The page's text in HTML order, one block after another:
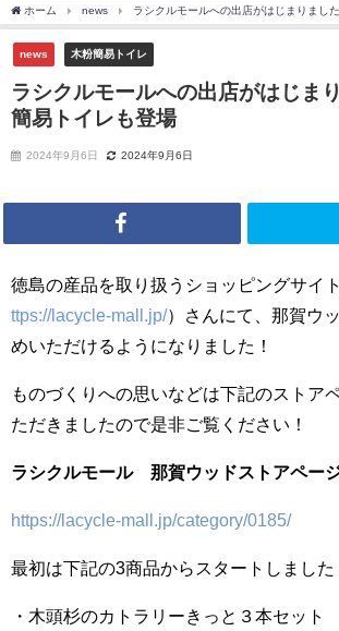
ホーム news ラシクルモールへの出店がはじまりまし
news 木粉簡易トイレ
ラシクルモールへの出店がはじま
簡易トイレも登場
2024年9月6日 2024年9月6日
徳島の産品を取り扱うショッピングサイト
ttps://lacycle-mall.jp/）さんにて、那賀ウ
めいただけるようになりました！
ものづくりへの思いなどは下記のストア
ただきましたので是非ご覧ください！
ラシクルモール 那賀ウッドストアペー
https://lacycle-mall.jp/category/0185/
最初は下記の3商品からスタートしました
・木頭杉のカトラリーきっと３本セット